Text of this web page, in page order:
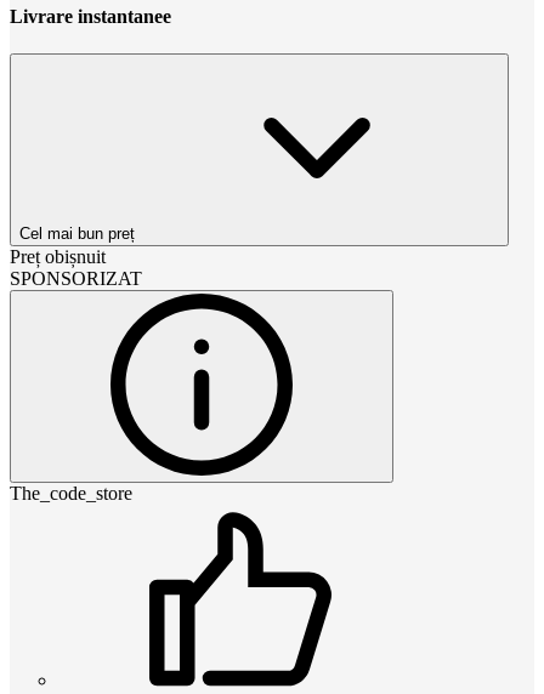
Livrare instantanee
Cel mai bun preț
Preț obișnuit
SPONSORIZAT
The_code_store